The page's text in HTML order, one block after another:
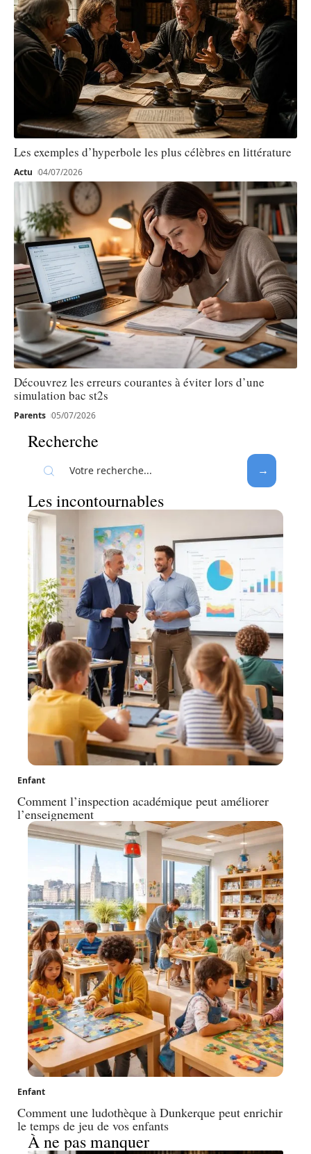
Les exemples d’hyperbole les plus célèbres en littérature
Actu 04/07/2026
Découvrez les erreurs courantes à éviter lors d’une
simulation bac st2s
Parents 05/07/2026
Recherche
Les incontournables
Enfant
Comment l’inspection académique peut améliorer
l’enseignement
Enfant
Comment une ludothèque à Dunkerque peut enrichir
le temps de jeu de vos enfants
À ne pas manquer